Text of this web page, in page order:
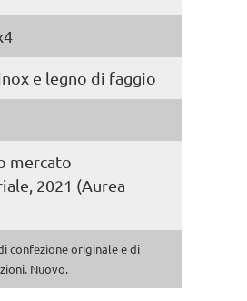
e legno di faggio
mercato
2021 (Aurea
confezione originale e di
Nuovo.